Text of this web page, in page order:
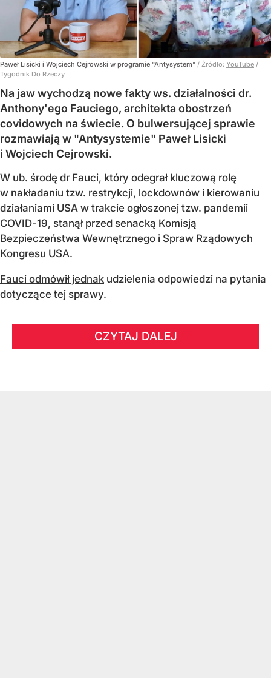
Paweł Lisicki i Wojciech Cejrowski w programie "Antysystem" / Źródło: YouTube /
Tygodnik Do Rzeczy
Na jaw wychodzą nowe fakty ws. działalności dr.
Anthony'ego Fauciego, architekta obostrzeń
covidowych na świecie. O bulwersującej sprawie
rozmawiają w "Antysystemie" Paweł Lisicki
i Wojciech Cejrowski.
W ub. środę dr Fauci, który odegrał kluczową rolę
w nakładaniu tzw. restrykcji, lockdownów i kierowaniu
działaniami USA w trakcie ogłoszonej tzw. pandemii
COVID-19, stanął przed senacką Komisją
Bezpieczeństwa Wewnętrznego i Spraw Rządowych
Kongresu USA.
Fauci odmówił jednak udzielenia odpowiedzi na pytania
dotyczące tej sprawy.
CZYTAJ DALEJ